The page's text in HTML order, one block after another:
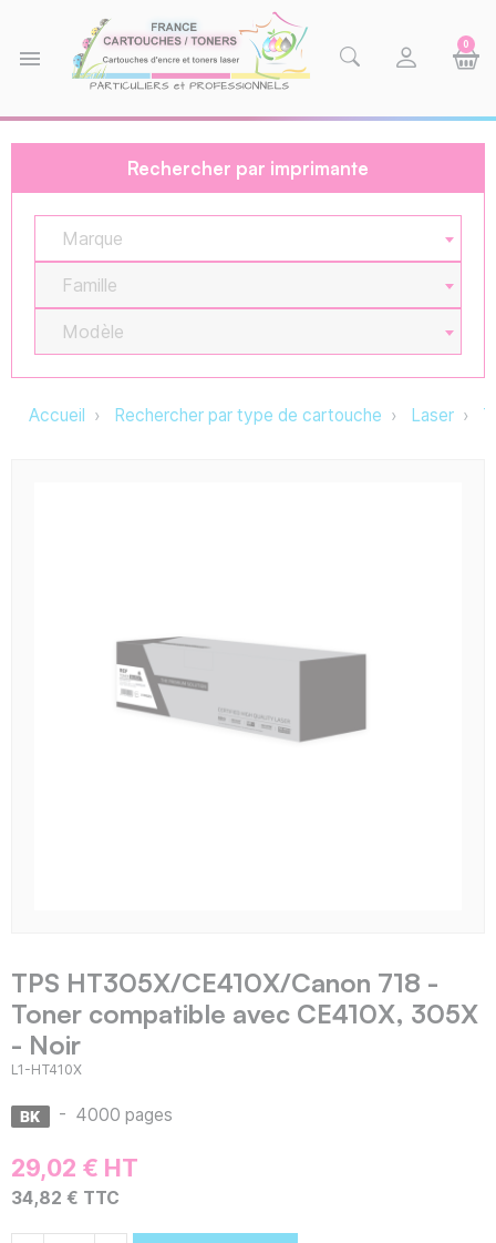
menu
0
Rechercher par imprimante
Marque
Famille
Modèle
Accueil Rechercher par type de cartouche Laser
TPS HT305X/CE410X/Canon 718 -
Toner compatible avec CE410X, 305X
- Noir
L1-HT410X
- 4000 pages
29,02 € HT
34,82 € TTC